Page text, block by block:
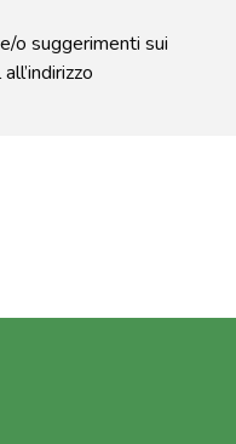
o suggerimenti sui